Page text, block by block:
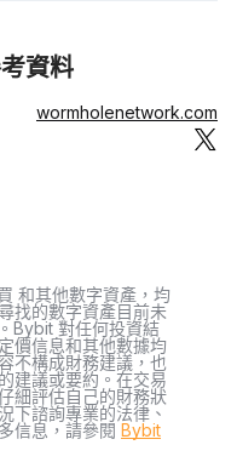
資料
wormholenetwork.com
和其他數字資產，均
找的數字資產目前未
Bybit 對任何投資結
價信息和其他數據均
不構成財務建議，也
建議或要約。在交易
細評估自己的財務狀
下諮詢專業的法律、
信息，請參閱 Bybit